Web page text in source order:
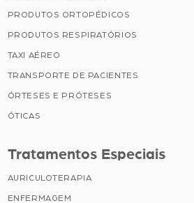
PRODUTOS ORTOPÉDICOS
PRODUTOS RESPIRATÓRIOS
TAXI AÉREO
TRANSPORTE DE PACIENTES
ÓRTESES E PRÓTESES
ÓTICAS
Tratamentos Especiais
AURICULOTERAPIA
ENFERMAGEM